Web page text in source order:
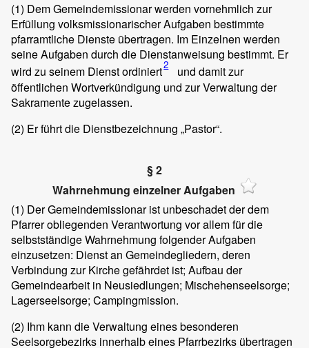
(1) Dem Gemeindemissionar werden vornehmlich zur
Erfüllung volksmissionarischer Aufgaben bestimmte
pfarramtliche Dienste übertragen. Im Einzelnen werden
seine Aufgaben durch die Dienstanweisung bestimmt. Er
wird zu seinem Dienst ordiniert2
und damit zur
öffentlichen Wortverkündigung und zur Verwaltung der
Sakramente zugelassen.
(2) Er führt die Dienstbezeichnung „Pastor“.
§ 2
Wahrnehmung einzelner Aufgaben
(1) Der Gemeindemissionar ist unbeschadet der dem
Pfarrer obliegenden Verantwortung vor allem für die
selbstständige Wahrnehmung folgender Aufgaben
einzusetzen: Dienst an Gemeindegliedern, deren
Verbindung zur Kirche gefährdet ist; Aufbau der
Gemeindearbeit in Neusiedlungen; Mischehenseelsorge;
Lagerseelsorge; Campingmission.
(2) Ihm kann die Verwaltung eines besonderen
Seelsorgebezirks innerhalb eines Pfarrbezirks übertragen